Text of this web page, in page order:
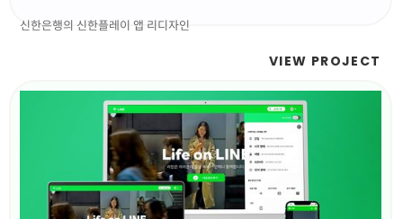
신한은행의 신한플레이 앱 리디자인
VIEW PROJECT